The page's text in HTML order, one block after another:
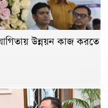
উন্নয়ন কাজ করতে